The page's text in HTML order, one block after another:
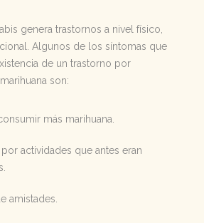
genera trastornos a nivel físico,
Algunos de los síntomas que
de un trastorno por
son:
más marihuana.
por actividades que antes eran
amistades.